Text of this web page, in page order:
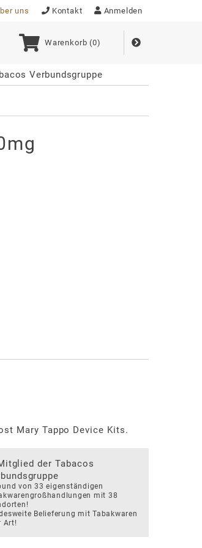
uns Kontakt Anmelden
Warenkorb (0)
Verbundsgruppe
der Tabacos
von 33 eigenständigen
mit 38
Belieferung mit Tabakwaren
Art!